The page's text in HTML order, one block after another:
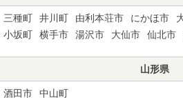
三種町 井川町 由利本荘市 にかほ市
小坂町
横手市 湯沢市 大仙市 仙北市
山形県
酒田市 中山町